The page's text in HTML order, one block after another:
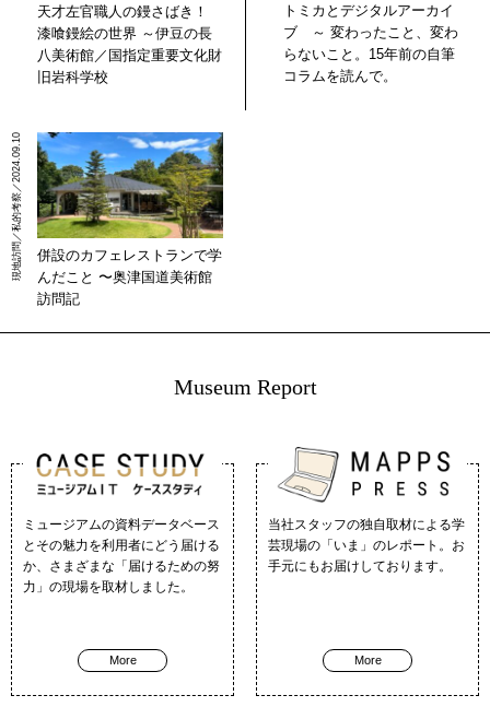
天才左官職人の鏝さばき！
漆喰鏝絵の世界 ～伊豆の長
八美術館／国指定重要文化財
旧岩科学校
トミカとデジタルアーカイ
ブ ～ 変わったこと、変わ
らないこと。15年前の自筆
コラムを読んで。
現地訪問／私的考察／2024.09.10
併設のカフェレストランで学
んだこと 〜奥津国道美術館
訪問記
Museum Report
ミュージアムの資料データベース
とその魅力を利用者にどう届ける
か、さまざまな「届けるための努
力」の現場を取材しました。
More
当社スタッフの独自取材による学
芸現場の「いま」のレポート。お
手元にもお届けしております。
More